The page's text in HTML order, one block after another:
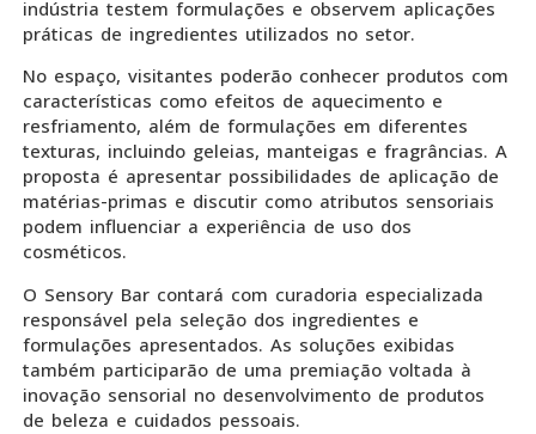
indústria testem formulações e observem aplicações
práticas de ingredientes utilizados no setor.
No espaço, visitantes poderão conhecer produtos com
características como efeitos de aquecimento e
resfriamento, além de formulações em diferentes
texturas, incluindo geleias, manteigas e fragrâncias. A
proposta é apresentar possibilidades de aplicação de
matérias-primas e discutir como atributos sensoriais
podem influenciar a experiência de uso dos
cosméticos.
O Sensory Bar contará com curadoria especializada
responsável pela seleção dos ingredientes e
formulações apresentados. As soluções exibidas
também participarão de uma premiação voltada à
inovação sensorial no desenvolvimento de produtos
de beleza e cuidados pessoais.